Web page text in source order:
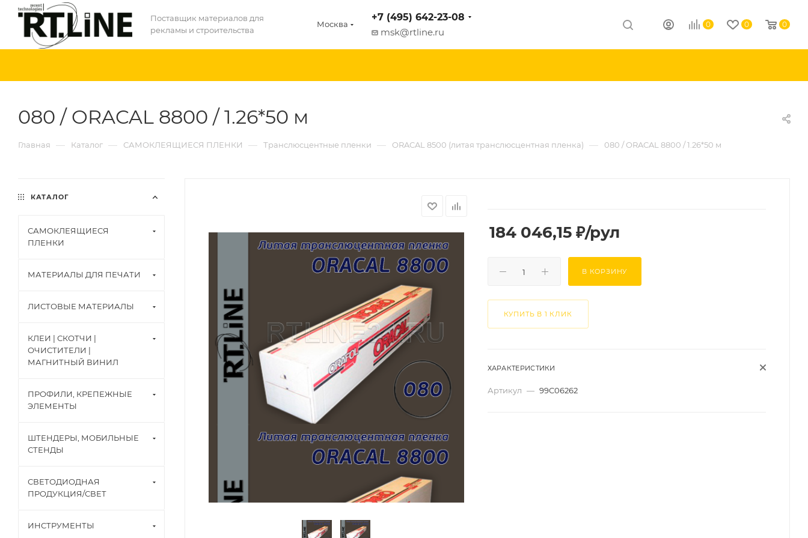
Поставщик материалов для
рекламы и строительства
Москва
+7 (495) 642-23-08
msk@rtline.ru
0 0 0
080 / ORACAL 8800 / 1.26*50 м
Главная — Каталог — САМОКЛЕЯЩИЕСЯ ПЛЕНКИ — Транслюсцентные пленки — ORACAL 8500 (литая транслюсцентная пленка) — 080 / ORACAL 8800 / 1.26*50 м
184 046,15₽/рул
В КОРЗИНУ
КУПИТЬ В 1 КЛИК
ХАРАКТЕРИСТИКИ
Артикул — 99C06262
КАТАЛОГ
САМОКЛЕЯЩИЕСЯ
ПЛЕНКИ
МАТЕРИАЛЫ ДЛЯ ПЕЧАТИ
ЛИСТОВЫЕ МАТЕРИАЛЫ
КЛЕИ | СКОТЧИ |
ОЧИСТИТЕЛИ |
МАГНИТНЫЙ ВИНИЛ
ПРОФИЛИ, КРЕПЕЖНЫЕ
ЭЛЕМЕНТЫ
ШТЕНДЕРЫ, МОБИЛЬНЫЕ
СТЕНДЫ
СВЕТОДИОДНАЯ
ПРОДУКЦИЯ/СВЕТ
ИНСТРУМЕНТЫ